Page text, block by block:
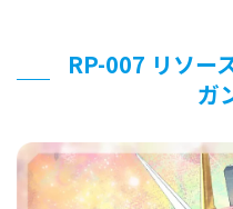
RP-007 リソー
ガ